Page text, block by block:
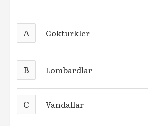
A Göktürkler
B Lombardlar
C Vandallar